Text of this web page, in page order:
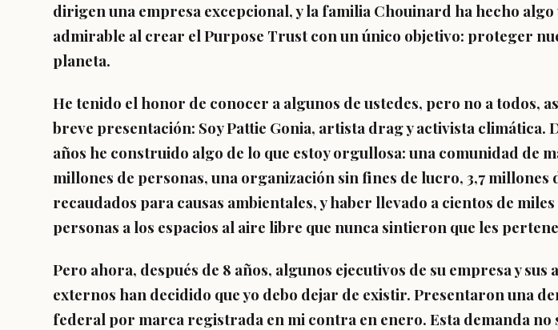
dirigen una empresa excepcional, y la familia Chouinard ha hecho algo
admirable al crear el Purpose Trust con un único objetivo: proteger
planeta.
He tenido el honor de conocer a algunos de ustedes, pero no a todos,
breve presentación: Soy Pattie Gonia, artista drag y activista climática.
años he construido algo de lo que estoy orgullosa: una comunidad de
millones de personas, una organización sin fines de lucro, 3,7 millones
recaudados para causas ambientales, y haber llevado a cientos de miles
personas a los espacios al aire libre que nunca sintieron que les
Pero ahora, después de 8 años, algunos ejecutivos de su empresa y sus
externos han decidido que yo debo dejar de existir. Presentaron una
federal por marca registrada en mi contra en enero. Esta demanda no